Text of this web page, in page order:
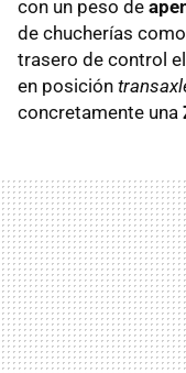
con un peso de
de chucherías
trasero de control
en posición
concretamente una